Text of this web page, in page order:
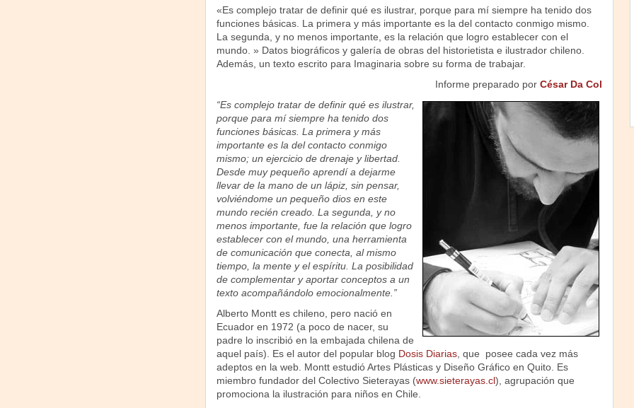
«Es complejo tratar de definir qué es ilustrar, porque para mí siempre ha tenido dos
funciones básicas. La primera y más importante es la del contacto conmigo mismo.
La segunda, y no menos importante, es la relación que logro establecer con el
mundo. » Datos biográficos y galería de obras del historietista e ilustrador chileno.
Además, un texto escrito para Imaginaria sobre su forma de trabajar.
Informe preparado por César Da Col
“Es complejo tratar de definir qué es ilustrar,
porque para mí siempre ha tenido dos
funciones básicas. La primera y más
importante es la del contacto conmigo
mismo; un ejercicio de drenaje y libertad.
Desde muy pequeño aprendí a dejarme
llevar de la mano de un lápiz, sin pensar,
volviéndome un pequeño dios en este
mundo recién creado. La segunda, y no
menos importante, fue la relación que logro
establecer con el mundo, una herramienta
de comunicación que conecta, al mismo
tiempo, la mente y el espíritu. La posibilidad
de complementar y aportar conceptos a un
texto acompañándolo emocionalmente.”
Alberto Montt es chileno, pero nació en
Ecuador en 1972 (a poco de nacer, su
padre lo inscribió en la embajada chilena de
aquel país). Es el autor del popular blog Dosis Diarias, que posee cada vez más
adeptos en la web. Montt estudió Artes Plásticas y Diseño Gráfico en Quito. Es
miembro fundador del Colectivo Sieterayas (www.sieterayas.cl), agrupación que
promociona la ilustración para niños en Chile.